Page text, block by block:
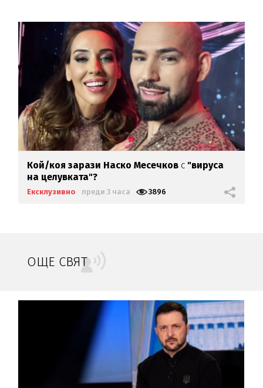
Кой/коя зарази Наско Месечков с "вируса
на целувката"?
Ексклузивно преди 3 часа 3896
ОЩЕ СВЯТ